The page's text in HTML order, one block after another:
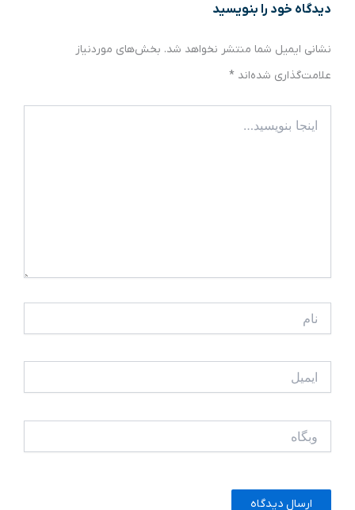
دیدگاه‌ خود را بنویسید
نشانی ایمیل شما منتشر نخواهد شد. بخش‌های موردنیاز
علامت‌گذاری شده‌اند *
بنویسید…